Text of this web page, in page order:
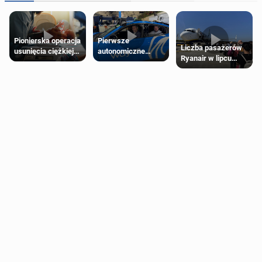
Pionierska operacja
usunięcia ciężkiej
wady wrodzonej
Pierwsze
autonomiczne
Ubery pojawią się
Liczba pasażerów
Ryanair w lipcu
pobiła rekord